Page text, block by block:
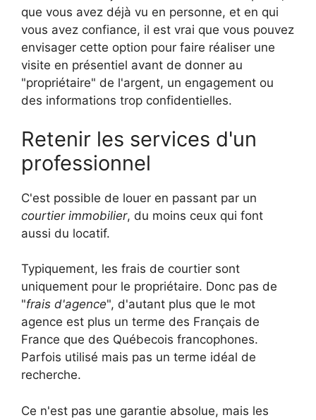
que vous avez déjà vu en personne, et en qui
vous avez confiance, il est vrai que vous pouvez
envisager cette option pour faire réaliser une
visite en présentiel avant de donner au
"propriétaire" de l'argent, un engagement ou
des informations trop confidentielles.
Retenir les services d'un
professionnel
C'est possible de louer en passant par un
courtier immobilier, du moins ceux qui font
aussi du locatif.
Typiquement, les frais de courtier sont
uniquement pour le propriétaire. Donc pas de
"frais d'agence", d'autant plus que le mot
agence est plus un terme des Français de
France que des Québecois francophones.
Parfois utilisé mais pas un terme idéal de
recherche.
Ce n'est pas une garantie absolue, mais les